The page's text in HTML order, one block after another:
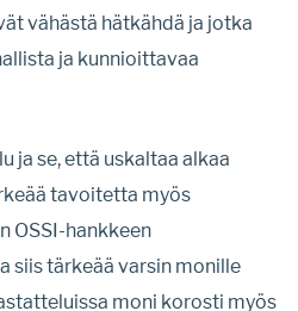
vähästä hätkähdä ja jotka
ja kunnioittavaa
ja se, että uskaltaa alkaa
tavoitetta myös
OSSI-hankkeen
siis tärkeää varsin monille
moni korosti myös